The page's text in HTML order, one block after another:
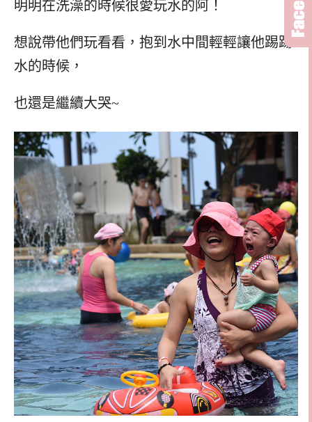
明明在洗澡的時候很愛玩水的阿！
想說帶他們玩看看，抱到水中間輕輕讓他踢踢
水的時候，
也還是繼續大哭~